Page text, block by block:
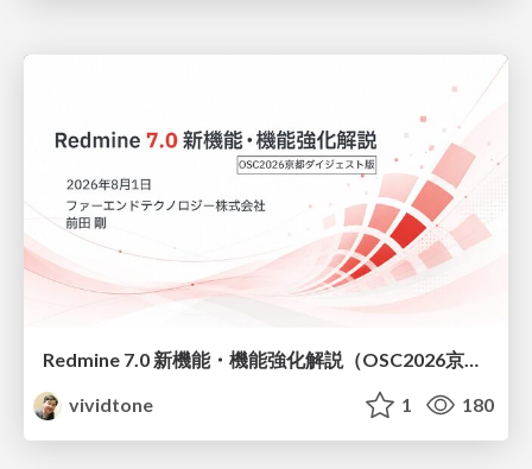
vividtone
1 180